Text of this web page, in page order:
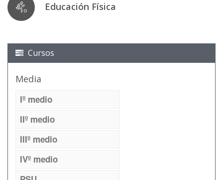
Educación Física
Cursos
Media
Iº medio
IIº medio
IIIº medio
IVº medio